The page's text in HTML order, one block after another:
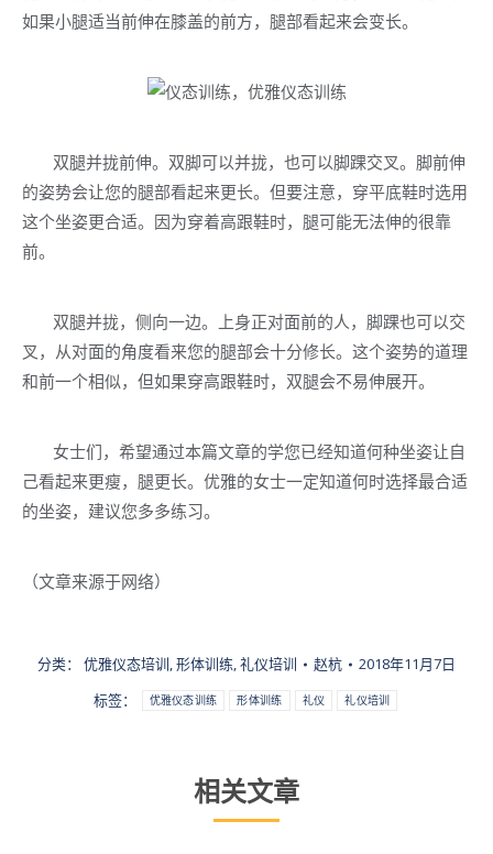
如果小腿适当前伸在膝盖的前方，腿部看起来会变长。
双腿并拢前伸。双脚可以并拢，也可以脚踝交叉。脚前伸
的姿势会让您的腿部看起来更长。但要注意，穿平底鞋时选用
这个坐姿更合适。因为穿着高跟鞋时，腿可能无法伸的很靠
前。
双腿并拢，侧向一边。上身正对面前的人，脚踝也可以交
叉，从对面的角度看来您的腿部会十分修长。这个姿势的道理
和前一个相似，但如果穿高跟鞋时，双腿会不易伸展开。
女士们，希望通过本篇文章的学您已经知道何种坐姿让自
己看起来更瘦，腿更长。优雅的女士一定知道何时选择最合适
的坐姿，建议您多多练习。
（文章来源于网络）
分类： 优雅仪态培训,形体训练,礼仪培训 赵杭
2018年11月7日
标签：
优雅仪态训练 形体训练 礼仪 礼仪培训
相关文章